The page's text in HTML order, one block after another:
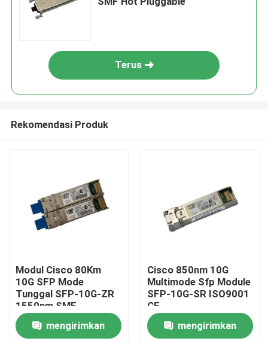
Rumah
Terus
Rekomendasi Produk
Modul Cisco 80Km
10G SFP Mode
Tunggal SFP-10G-ZR
1550nm SMF
mengirimkan
Cisco 850nm 10G
Multimode Sfp Module
SFP-10G-SR ISO9001
CE
mengirimkan